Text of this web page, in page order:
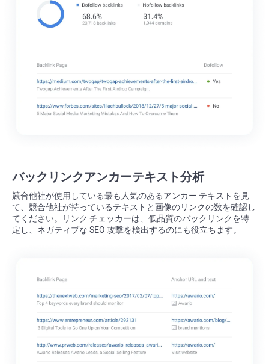
バックリンクアンカーテキスト分析
競合他社が使用している最も人気のあるアンカー テキストを見
て、競合他社が持っているテキストと画像のリンクの数を確認し
てください。リンク チェッカーは、低品質のバックリンクを特
定し、ネガティブな SEO 攻撃を検出するのにも役立ちます。